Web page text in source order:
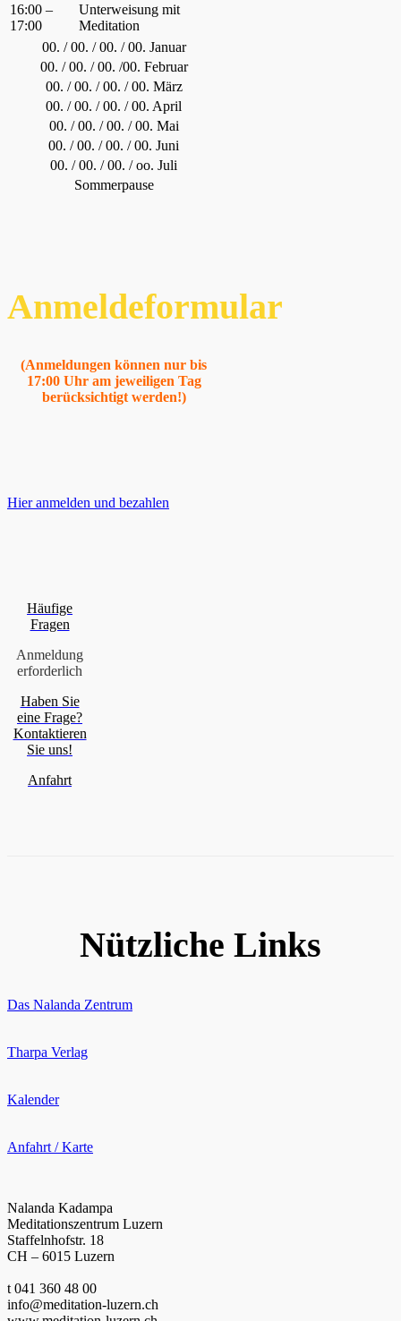
16:00 –
17:00
Unterweisung mit
Meditation
00. / 00. / 00. / 00. Januar
00. / 00. / 00. /00. Februar
00. / 00. / 00. / 00. März
00. / 00. / 00. / 00. April
00. / 00. / 00. / 00. Mai
00. / 00. / 00. / 00. Juni
00. / 00. / 00. / oo. Juli
Sommerpause
Anmeldeformular
(Anmeldungen können nur bis
17:00 Uhr am jeweiligen Tag
berücksichtigt werden!)
Hier anmelden und bezahlen
Häufige
Fragen
Anmeldung
erforderlich
Haben Sie
eine Frage?
Kontaktieren
Sie uns!
Anfahrt
Nützliche Links
Das Nalanda Zentrum
Tharpa Verlag
Kalender
Anfahrt / Karte
Nalanda Kadampa
Meditationszentrum Luzern
Staffelnhofstr. 18
CH – 6015 Luzern
t 041 360 48 00
info@meditation-luzern.ch